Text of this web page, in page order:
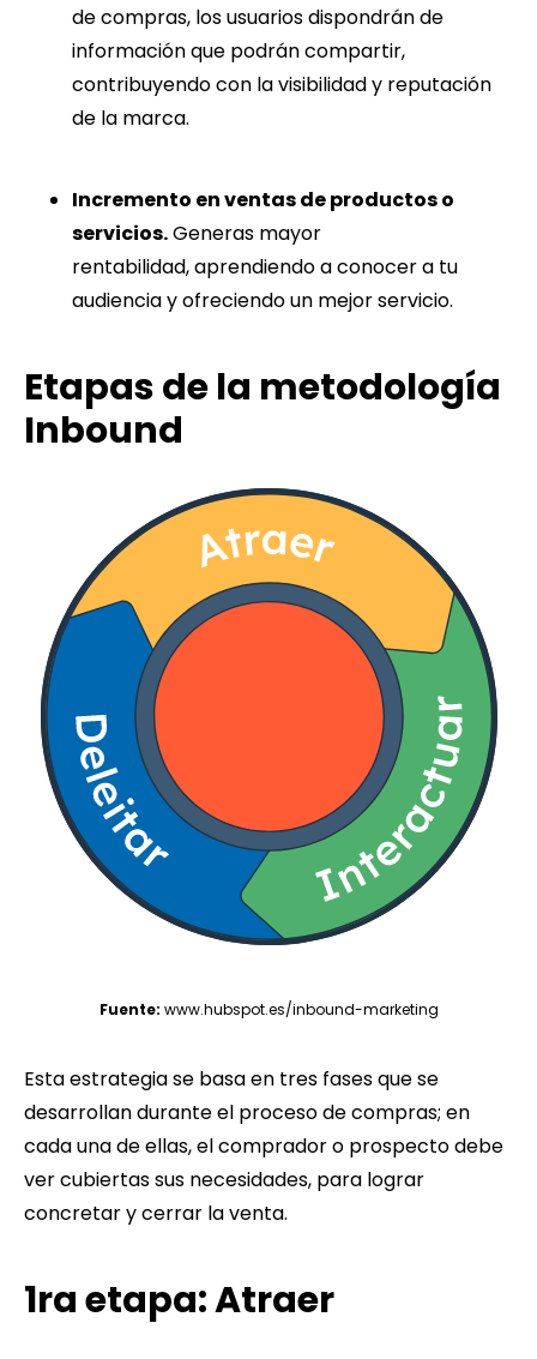
de compras, los usuarios dispondrán de
información que podrán compartir,
contribuyendo con la visibilidad y reputación
de la marca.
Incremento en ventas de productos o
servicios.Generas mayor
rentabilidad, aprendiendo a conocer a tu
audiencia y ofreciendo un mejor servicio.
Etapas de la metodología
Inbound
Fuente: www.hubspot.es/inbound-marketing
Esta estrategia se basa en tres fases que se
desarrollan durante el proceso de compras; en
cada una de ellas, el comprador o prospecto debe
ver cubiertas sus necesidades, para lograr
concretar y cerrar la venta.
1ra etapa: Atraer